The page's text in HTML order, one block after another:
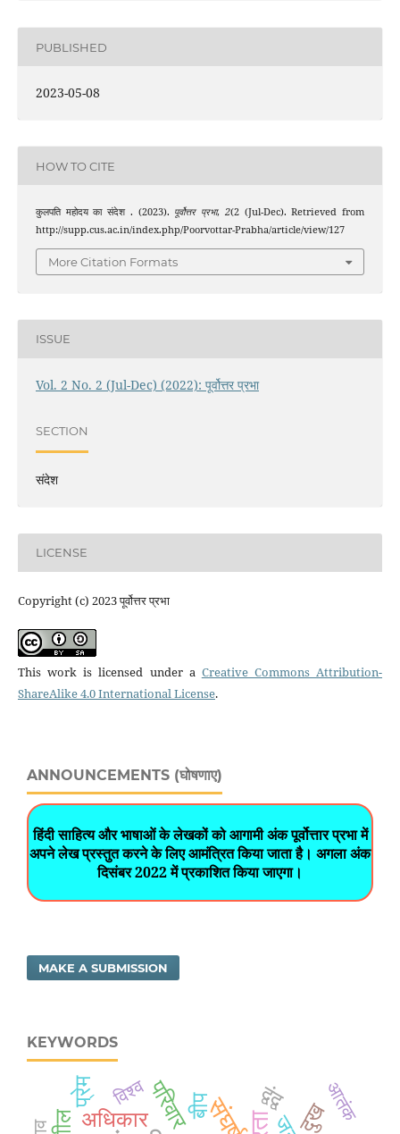
PUBLISHED
2023-05-08
HOW TO CITE
कुलपति महोदय का संदेश . (2023). पूर्वोत्तर प्रभा, 2(2 (Jul-Dec). Retrieved from
http://supp.cus.ac.in/index.php/Poorvottar-Prabha/article/view/127
More Citation Formats
ISSUE
Vol. 2 No. 2 (Jul-Dec) (2022): पूर्वोत्तर प्रभा
SECTION
संदेश
LICENSE
Copyright (c) 2023 पूर्वोत्तर प्रभा
This work is licensed under a Creative Commons Attribution-
ShareAlike 4.0 International License.
ANNOUNCEMENTS (घोषणाए)
हिंदी साहित्य और भाषाओं के लेखकों को आगामी अंक पूर्वोत्तार प्रभा में
अपने लेख प्रस्तुत करने के लिए आमंत्रित किया जाता है। अगला अंक
दिसंबर 2022 में प्रकाशित किया जाएगा।
MAKE A SUBMISSION
KEYWORDS
संघर्ष
अधिकारपरिवार
प्रेम
दुख
द्वंद्व
बीप आतंक
विश्व